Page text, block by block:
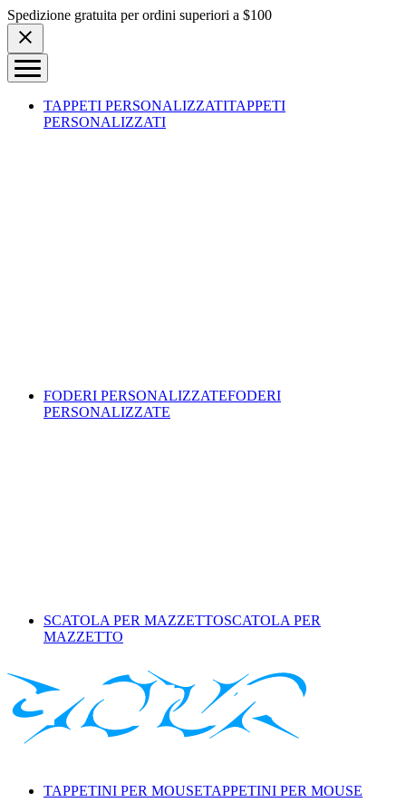
Skip to content
Spedizione gratuita per ordini superiori a $100
TAPPETI PERSONALIZZATITAPPETI
PERSONALIZZATI
FODERI PERSONALIZZATEFODERI
PERSONALIZZATE
SCATOLA PER MAZZETTOSCATOLA PER
MAZZETTO
TAPPETINI PER MOUSETAPPETINI PER MOUSE